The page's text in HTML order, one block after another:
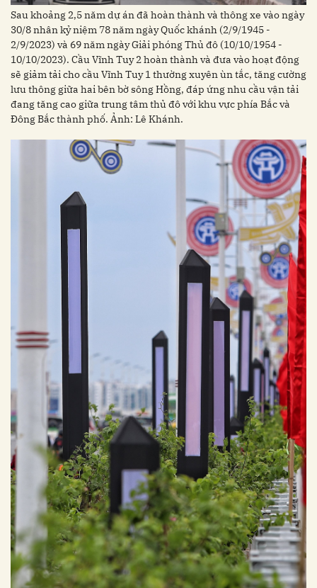
Sau khoảng 2,5 năm dự án đã hoàn thành và thông xe vào ngày
30/8 nhân kỷ niệm 78 năm ngày Quốc khánh (2/9/1945 -
2/9/2023) và 69 năm ngày Giải phóng Thủ đô (10/10/1954 -
10/10/2023). Cầu Vĩnh Tuy 2 hoàn thành và đưa vào hoạt động
sẽ giảm tải cho cầu Vĩnh Tuy 1 thường xuyên ùn tắc, tăng cường
lưu thông giữa hai bên bờ sông Hồng, đáp ứng nhu cầu vận tải
đang tăng cao giữa trung tâm thủ đô với khu vực phía Bắc và
Đông Bắc thành phố. Ảnh: Lê Khánh.